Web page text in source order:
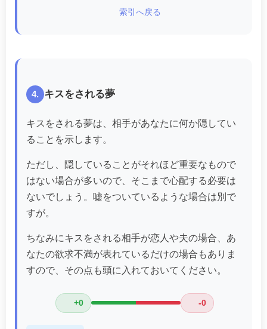
索引へ戻る
4. キスをされる夢
キスをされる夢は、相手があなたに何か隠してい
ることを示します。
ただし、隠していることがそれほど重要なもので
はない場合が多いので、そこまで心配する必要は
ないでしょう。嘘をついているような場合は別で
すが。
ちなみにキスをされる相手が恋人や夫の場合、あ
なたの欲求不満が表れているだけの場合もありま
すので、その点も頭に入れておいてください。
+0 -0